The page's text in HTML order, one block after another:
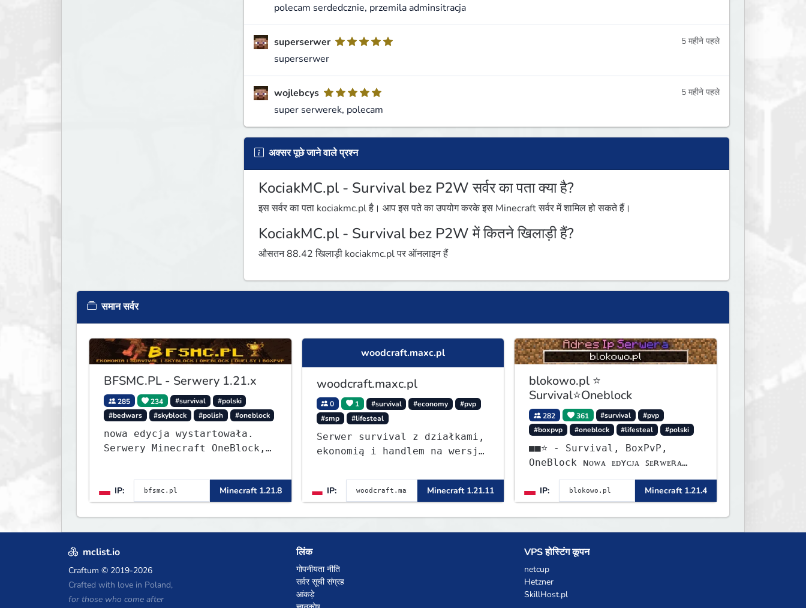
polecam serdedcznie, przemila adminsitracja
superserwer
superserwer
5 महीने पहले
wojlebcys
super serwerek, polecam
5 महीने पहले
अक्सर पूछे जाने वाले प्रश्न
KociakMC.pl - Survival bez P2W सर्वर का पता क्या है?
इस सर्वर का पता kociakmc.pl है। आप इस पते का उपयोग करके इस Minecraft सर्वर में शामिल हो सकते हैं।
KociakMC.pl - Survival bez P2W में कितने खिलाड़ी हैं?
औसतन 88.42 खिलाड़ी kociakmc.pl पर ऑनलाइन हैं
समान सर्वर
BFSMC.PL - Serwery 1.21.x
285 234 #survival
#polski
#bedwars
#skyblock #polish #oneblock
nowa edycja wystartowała.
Serwery Minecraft OneBlock,
RealLife, PVP, BedWars,
kitpvp
IP: Minecraft 1.21.8
woodcraft.maxc.pl
woodcraft.maxc.pl
0 1 #survival #economy
#pvp
#smp
#lifesteal
Serwer survival z działkami,
ekonomią i handlem na wersję
IP: Minecraft 1.21.11
blokowo.pl ⭐
Survival⭐Oneblock
282 361 #survival
#pvp
#boxpvp
#oneblock #lifesteal #polski
■■⭐ - Survival, BoxPvP,
OneBlock ɴᴏᴡᴀ ᴇᴅʏᴄᴊᴀ ꜱᴇʀᴡᴇʀᴀ
ᴡʏꜱᴛᴀʀᴛᴏᴡᴀʟᴀ!
IP:
Minecraft 1.21.4
mclist.io
Craftum © 2019-2026
Crafted with love in Poland,
for those who come after
लिंक
गोपनीयता नीति
सर्वर सूची संग्रह
आंकड़े
VPS होस्टिंग कूपन
netcup
Hetzner
SkillHost.pl